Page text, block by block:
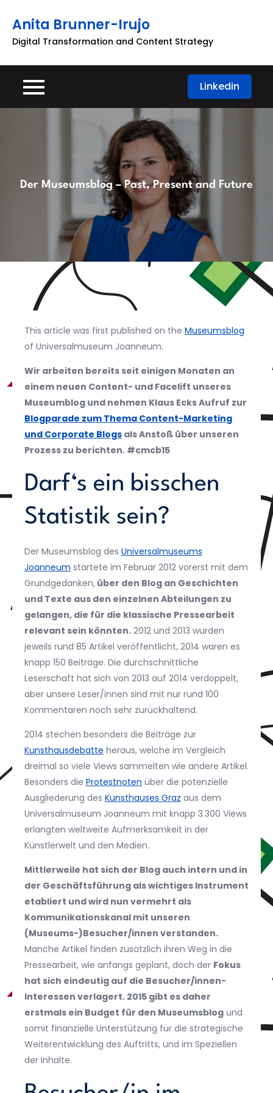
content
Anita Brunner-Irujo
Digital Transformation and Content Strategy
Linkedin
Der Museumsblog – Past, Present and Future
This article was first published on the Museumsblog
of Universalmuseum Joanneum.
Wir arbeiten bereits seit einigen Monaten an
einem neuen Content- und Facelift unseres
Museumblog und nehmen Klaus Ecks Aufruf zur
Blogparade zum Thema Content-Marketing
und Corporate Blogs als Anstoß über unseren
Prozess zu berichten. #cmcb15
Darf‘s ein bisschen
Statistik sein?
Der Museumsblog des Universalmuseums
Joanneum startete im Februar 2012 vorerst mit dem
Grundgedanken, über den Blog an Geschichten
und Texte aus den einzelnen Abteilungen zu
gelangen, die für die klassische Pressearbeit
relevant sein könnten. 2012 und 2013 wurden
jeweils rund 85 Artikel veröffentlicht, 2014 waren es
knapp 150 Beiträge. Die durchschnittliche
Leserschaft hat sich von 2013 auf 2014 verdoppelt,
aber unsere Leser/innen sind mit nur rund 100
Kommentaren noch sehr zurückhaltend.
2014 stechen besonders die Beiträge zur
Kunsthausdebatte heraus, welche im Vergleich
dreimal so viele Views sammelten wie andere Artikel.
Besonders die Protestnoten über die potenzielle
Ausgliederung des Kunsthauses Graz aus dem
Universalmuseum Joanneum mit knapp 3.300 Views
erlangten weltweite Aufmerksamkeit in der
Künstlerwelt und den Medien.
Mittlerweile hat sich der Blog auch intern und in
der Geschäftsführung als wichtiges Instrument
etabliert und wird nun vermehrt als
Kommunikationskanal mit unseren
(Museums-)Besucher/innen verstanden.
Manche Artikel finden zusätzlich ihren Weg in die
Pressearbeit, wie anfangs geplant, doch der Fokus
hat sich eindeutig auf die Besucher/innen-
Interessen verlagert. 2015 gibt es daher
erstmals ein Budget für den Museumsblog und
somit finanzielle Unterstützung für die strategische
Weiterentwicklung des Auftritts, und im Speziellen
der Inhalte.